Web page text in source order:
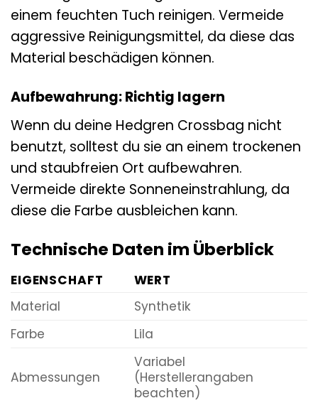
einem feuchten Tuch reinigen. Vermeide
aggressive Reinigungsmittel, da diese das
Material beschädigen können.
Aufbewahrung: Richtig lagern
Wenn du deine Hedgren Crossbag nicht
benutzt, solltest du sie an einem trockenen
und staubfreien Ort aufbewahren.
Vermeide direkte Sonneneinstrahlung, da
diese die Farbe ausbleichen kann.
Technische Daten im Überblick
EIGENSCHAFT
WERT
Material
Synthetik
Farbe
Lila
Abmessungen
Variabel
(Herstellerangaben
beachten)